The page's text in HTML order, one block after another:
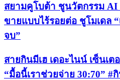
สยามคูโบต้า ชูนวัตกรรม AI
ขายแบบไร้รอยต่อ ชูโมเดล
จบ”
สายกินมีเฮ เดอะไนน์ เซ็นเ
“มื้อนี้เราช่วยจ่าย 30:70” #